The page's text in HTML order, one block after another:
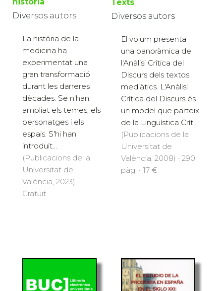
Diversos autors
La història de la
medicina ha
experimentat una
gran transformació
durant les darreres
dècades. Se n'han
ampliat els temes, els
personatges i els
espais. S'hi han
introduït...
(Publicacions de la
Universitat de
València, 2023) ·
Gratuït
Texts
Diversos autors
El volum presenta
una panoràmica de
l'Anàlisi Crítica del
Discurs dels textos
mediàtics. L'Anàlisi
Crítica del Discurs és
un model que parteix
de la Lingüística Crít...
(Publicacions de la
Universitat de
València, 2008) · 290
pàg. · 17 €